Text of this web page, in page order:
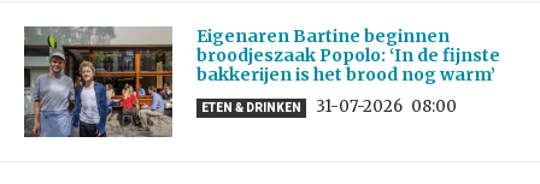
Eigenaren Bartine beginnen
broodjeszaak Popolo: ‘In de fijnste
bakkerijen is het brood nog warm’
ETEN & DRINKEN 31-07-2026 08:00